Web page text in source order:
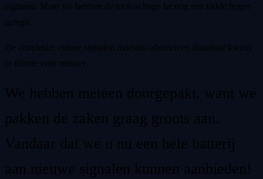
signalen. Maar we hebben de toch al hoge lat nog een tikkie hoger
gelegd.
De conclusie: enkele signalen moesten afvallen en daardoor kwam
er ruimte voor nieuwe.
We hebben meteen doorgepakt, want we
pakken de zaken graag groots aan.
Vandaar dat we u nu een hele batterij
aan nieuwe signalen kunnen aanbieden!